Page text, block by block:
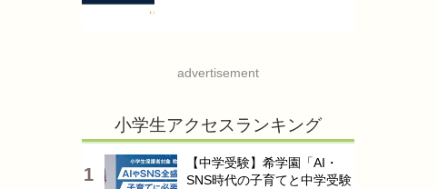
advertisement
小学生アクセスランキング
【中学受験】希学園「AI・
SNS時代の子育てと中学受験